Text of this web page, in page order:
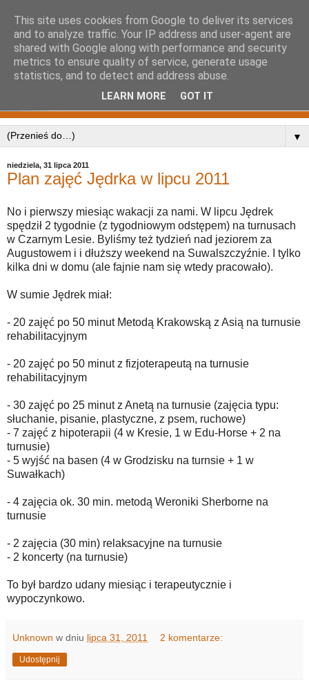
▼
niedziela, 31 lipca 2011
Plan zajęć Jędrka w lipcu 2011
No i pierwszy miesiąc wakacji za nami. W lipcu Jędrek
spędził 2 tygodnie (z tygodniowym odstępem) na turnusach
w Czarnym Lesie. Byliśmy też tydzień nad jeziorem za
Augustowem i i dłuższy weekend na Suwalszczyźnie. I tylko
kilka dni w domu (ale fajnie nam się wtedy pracowało).
W sumie Jędrek miał:
- 20 zajęć po 50 minut Metodą Krakowską z Asią na turnusie
rehabilitacyjnym
- 20 zajęć po 50 minut z fizjoterapeutą na turnusie
rehabilitacyjnym
- 30 zajęć po 25 minut z Anetą na turnusie (zajęcia typu:
słuchanie, pisanie, plastyczne, z psem, ruchowe)
- 7 zajęć z hipoterapii (4 w Kresie, 1 w Edu-Horse + 2 na
turnusie)
- 5 wyjść na basen (4 w Grodzisku na turnsie + 1 w
Suwałkach)
- 4 zajęcia ok. 30 min. metodą Weroniki Sherborne na
turnusie
- 2 zajęcia (30 min) relaksacyjne na turnusie
- 2 koncerty (na turnusie)
To był bardzo udany miesiąc i terapeutycznie i
wypoczynkowo.
Unknown w dniu lipca 31, 2011 2 komentarze:
Udostępnij
This site uses cookies from Google to deliver its services
and to analyze traffic. Your IP address and user-agent are
shared with Google along with performance and security
metrics to ensure quality of service, generate usage
statistics, and to detect and address abuse.
LEARN MORE GOT IT